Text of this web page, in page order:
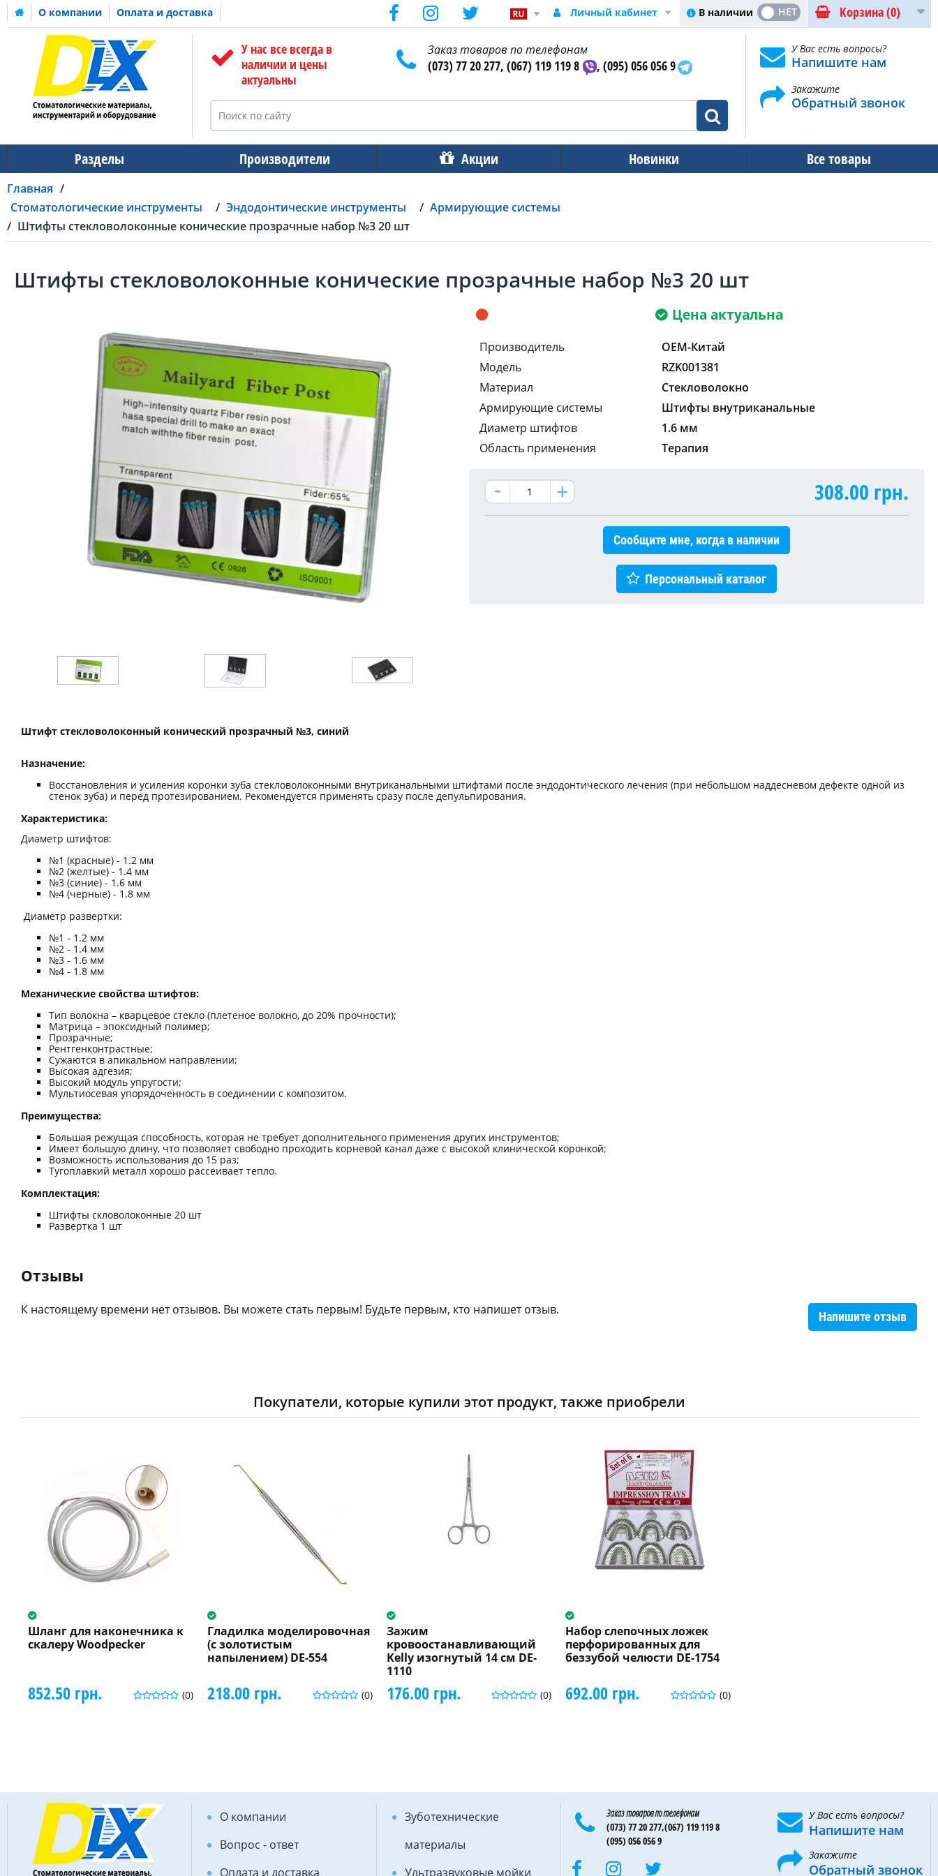
О компании Оплата и доставка Корзина(0)
В наличии
ДА НЕТ
Личный кабинет
У нас все всегда в
наличии и цены
актуальны
Заказ товаров по телефонам
(073) 77 20 277, (067) 119 119 8 , (095) 056 056 9
У Вас есть вопросы?
Напишите нам
Закажите
Обратный звонок
Разделы Производители Акции Новинки Все товары
Главная
Стоматологические инструменты
Эндодонтические инструменты
Армирующие системы
Штифты стекловолоконные конические прозрачные набор №3 20 шт
Штифты стекловолоконные конические прозрачные набор №3 20 шт
Цена актуальна
Производитель
OEM-Китай
Модель
RZK001381
Материал
Стекловолокно
Армирующие системы
Штифты внутриканальные
Диаметр штифтов
1.6 мм
Область применения
Терапия
308.00 грн.
Сообщите мне, когда в наличии
Персональный каталог
Штифт стекловолоконный конический прозрачный №3, синий
Назначение:
Восстановления и усиления коронки зуба стекловолоконными внутриканальными штифтами после эндодонтического лечения (при небольшом наддесневом дефекте одной из
стенок зуба) и перед протезированием. Рекомендуется применять сразу после депульпирования.
Характеристика:
Диаметр штифтов:
№1 (красные) - 1.2 мм
№2 (желтые) - 1.4 мм
№3 (синие) - 1.6 мм
№4 (черные) - 1.8 мм
Диаметр развертки:
№1 - 1.2 мм
№2 - 1.4 мм
№3 - 1.6 мм
№4 - 1.8 мм
Механические свойства штифтов:
Тип волокна – кварцевое стекло (плетеное волокно, до 20% прочности);
Матрица – эпоксидный полимер;
Прозрачные;
Рентгенконтрастные;
Сужаются в апикальном направлении;
Высокая адгезия;
Высокий модуль упругости;
Мультиосевая упорядоченность в соединении с композитом.
Преимущества:
Большая режущая способность, которая не требует дополнительного применения других инструментов;
Имеет большую длину, что позволяет свободно проходить корневой канал даже с высокой клинической коронкой;
Возможность использования до 15 раз;
Тугоплавкий металл хорошо рассеивает тепло.
Комплектация:
Штифты скловолоконные 20 шт
Развертка 1 шт
Отзывы
Напишите отзыв
К настоящему времени нет отзывов. Вы можете стать первым! Будьте первым, кто напишет отзыв.
Покупатели, которые купили этот продукт, также приобрели
Шланг для наконечника к
скалеру Woodpecker
(0)
852.50 грн.
Гладилка моделировочная
(с золотистым
напылением) DE-554
(0)
218.00 грн.
Зажим
кровоостанавливающий
Kelly изогнутый 14 см DE-
1110
(0)
176.00 грн.
Набор слепочных ложек
перфорированных для
беззубой челюсти DE-1754
(0)
692.00 грн.
О компании
Вопрос - ответ
Оплата и доставка
Зуботехнические
материалы
Ультразвуковые мойки
Заказ товаров по телефонам
(073) 77 20 277,(067) 119 119 8
(095) 056 056 9
У Вас есть вопросы?
Напишите нам
Закажите
Обратный звонок